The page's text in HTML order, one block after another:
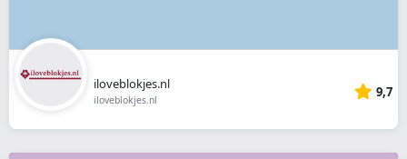
iloveblokjes.nl
iloveblokjes.nl 9,7